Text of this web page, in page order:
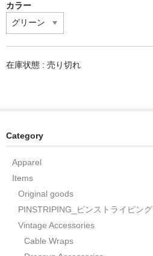
カラー
在庫状態 : 売り切れ
Category
Apparel
Items
Original goods
PINSTRIPING_ピンストライピング
Vintage Accessories
Cable Wraps